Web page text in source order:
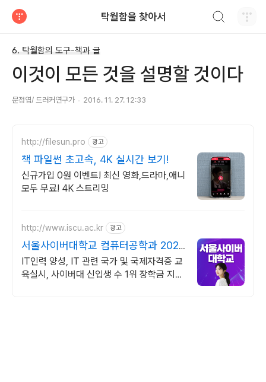
탁월함을 찾아서
6. 탁월함의 도구-책과 글
이것이 모든 것을 설명할 것이다
문정엽/ 드러커연구가 2016. 11. 27. 12:33
http://filesun.pro 광고
책 파일썬 초고속, 4K 실시간 보기!
신규가입 0원 이벤트! 최신 영화,드라마,애니
모두 무료! 4K 스트리밍
http://www.iscu.ac.kr 광고
서울사이버대학교 컴퓨터공학과 2026
가을학기 신편입생
IT인력 양성, IT 관련 국가 및 국제자격증 교
육실시, 사이버대 신입생 수 1위 장학금 지급